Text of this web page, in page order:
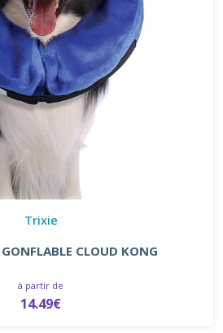
Trixie
GONFLABLE CLOUD KONG
à partir de
14.49€